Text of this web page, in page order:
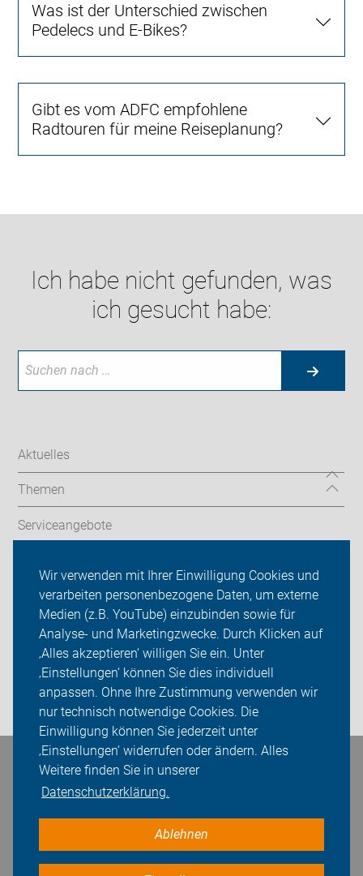
Wir verwenden mit Ihrer Einwilligung Cookies und
verarbeiten personenbezogene Daten, um externe
Medien (z.B. YouTube) einzubinden sowie für
Analyse- und Marketingzwecke. Durch Klicken auf
‚Alles akzeptieren‘ willigen Sie ein. Unter
‚Einstellungen‘ können Sie dies individuell
anpassen. Ohne Ihre Zustimmung verwenden wir
nur technisch notwendige Cookies. Die
Einwilligung können Sie jederzeit unter
‚Einstellungen‘ widerrufen oder ändern. Alles
Weitere finden Sie in unserer
Datenschutzerklärung.
Ablehnen
Was ist der Unterschied zwischen
Pedelecs und E-Bikes?
Gibt es vom ADFC empfohlene
Radtouren für meine Reiseplanung?
Ich habe nicht gefunden, was
ich gesucht habe:
Aktuelles
Themen
Serviceangebote
ADFC Vest Recklinghausen
Sei dabei
Presse
Login
Bleiben Sie in Kontakt